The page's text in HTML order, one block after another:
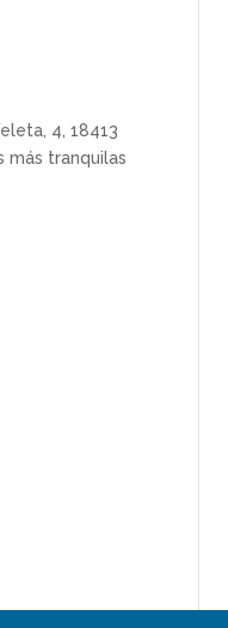
4, 18413
más tranquilas